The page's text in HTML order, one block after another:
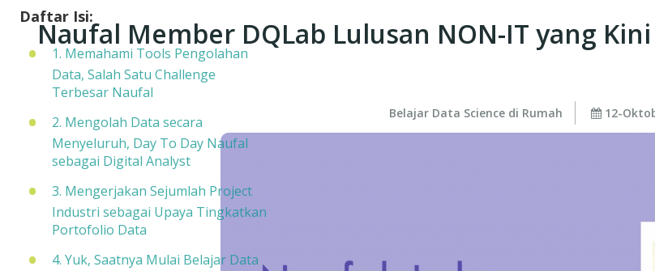
Naufal Member DQLab Lulusan NON-IT yang
Belajar Data Science di Rumah 12-
Daftar Isi:
1. Memahami Tools Pengolahan
Data, Salah Satu Challenge
Terbesar Naufal
2. Mengolah Data secara
Menyeluruh, Day To Day Naufal
sebagai Digital Analyst
3. Mengerjakan Sejumlah Project
Industri sebagai Upaya Tingkatkan
Portofolio Data
4. Yuk, Saatnya Mulai Belajar Data